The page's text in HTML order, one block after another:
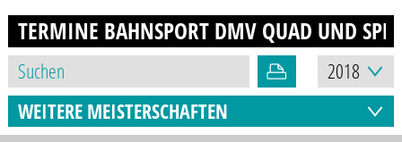
TERMINE BAHNSPORT DMV QUAD UND
WEITERE MEISTERSCHAFTEN